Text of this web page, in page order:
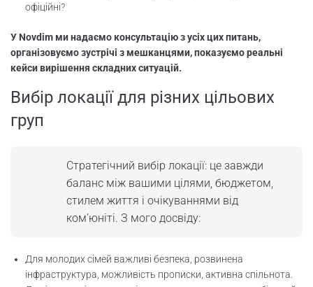
офіційні?
У Novdim ми надаємо консультацію з усіх цих питань,
організовуємо зустрічі з мешканцями, показуємо реальні
кейси вирішення складних ситуацій.
Вибір локації для різних цільових
груп
Стратегічний вибір локації: це завжди
баланс між вашими цілями, бюджетом,
стилем життя і очікуваннями від
ком’юніті. З мого досвіду:
Для молодих сімей важливі безпека, розвинена
інфраструктура, можливість прописки, активна спільнота.